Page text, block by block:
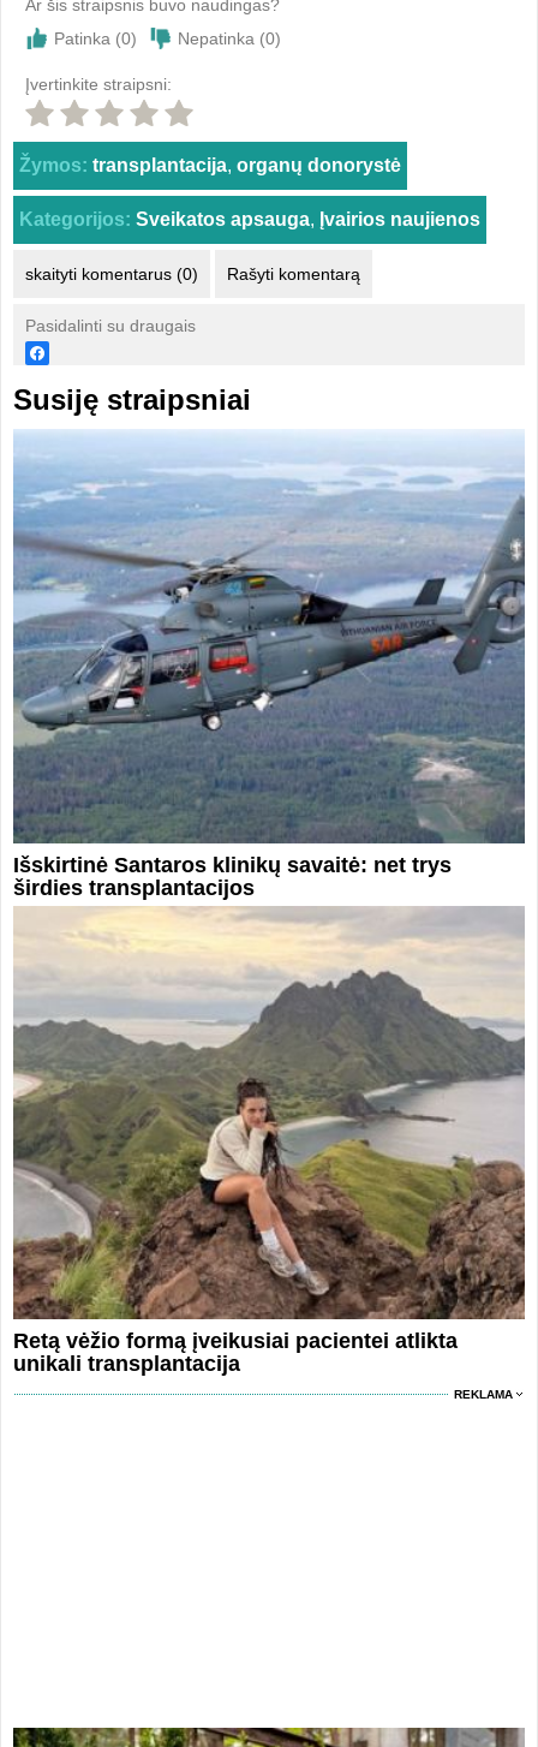
Ar šis straipsnis buvo naudingas?
Patinka (0) Nepatinka (0)
Įvertinkite straipsni:
Žymos: transplantacija, organų donorystė
Kategorijos: Sveikatos apsauga, Įvairios naujienos
skaityti komentarus (0) Rašyti komentarą
Pasidalinti su draugais
Susiję straipsniai
Išskirtinė Santaros klinikų savaitė: net trys
širdies transplantacijos
Retą vėžio formą įveikusiai pacientei atlikta
unikali transplantacija
REKLAMA